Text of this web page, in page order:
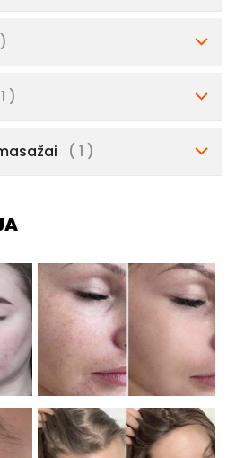
)
( 1 )